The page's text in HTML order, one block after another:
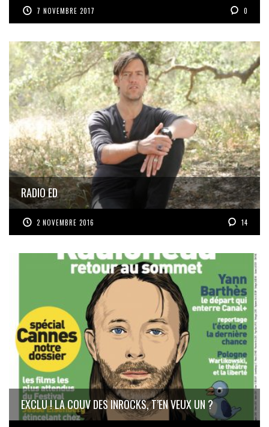
7 NOVEMBRE 2017 0
RADIO ED
2 NOVEMBRE 2016 14
EXCLU ! LA COUV DES INROCKS, T’EN VEUX UN ?